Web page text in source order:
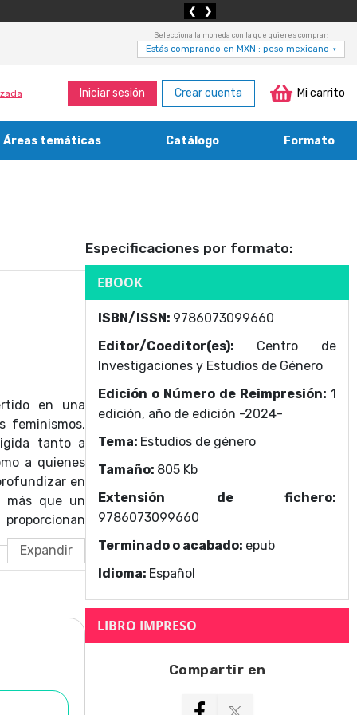
❮ ❯
Selecciona la moneda con la que quieres comprar:
Estás comprando en MXN : peso mexicano ▾
Iniciar sesión Crear cuenta Mi carrito
Áreas temáticas Catálogo Formato
en una
feminismos,
tanto a
a quienes
en
más que un
ámbito en
para abrir
Especificaciones por formato:
EBOOK
ISBN/ISSN: 9786073099660
Editor/Coeditor(es): Centro de
Investigaciones y Estudios de Género
Edición o Número de Reimpresión: 1
edición, año de edición -2024-
Tema: Estudios de género
Tamaño: 805 Kb
Extensión de fichero:
9786073099660
Terminado o acabado: epub
Idioma: Español
LIBRO IMPRESO
Compartir en